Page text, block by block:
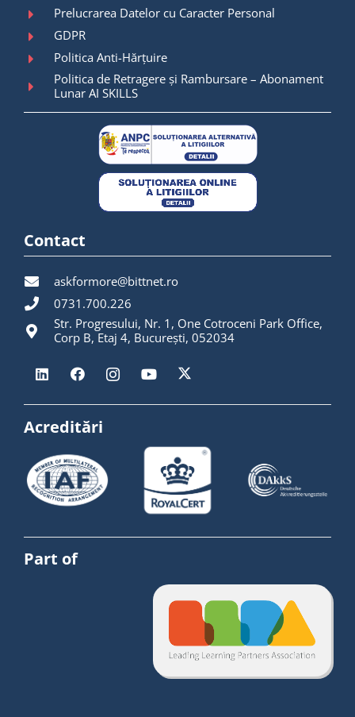
Prelucrarea Datelor cu Caracter Personal
GDPR
Politica Anti-Hărțuire
Politica de Retragere și Rambursare – Abonament
Lunar AI SKILLS
Contact
askformore@bittnet.ro
0731.700.226
Str. Progresului, Nr. 1, One Cotroceni Park Office,
Corp B, Etaj 4, București, 052034
Acreditări
Part of